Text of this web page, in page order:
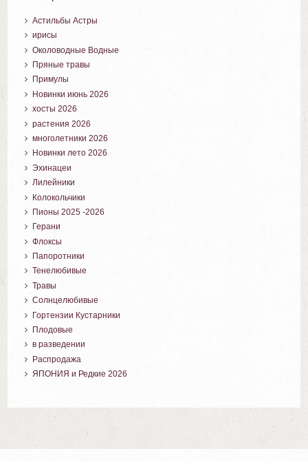
Астильбы Астры
ирисы
Околоводные Водные
Пряные травы
Примулы
Новинки июнь 2026
хосты 2026
растения 2026
многолетники 2026
Новинки лето 2026
Эхинацеи
Лилейники
Колокольчики
Пионы 2025 -2026
Герани
Флоксы
Папоротники
Тенелюбивые
Травы
Солнцелюбивые
Гортензии Кустарники
Плодовые
в разведении
Распродажа
ЯПОНИЯ и Редкие 2026